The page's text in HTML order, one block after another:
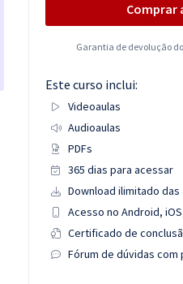
Comprar
Garantia de devolução
Este curso inclui:
Videoaulas
Audioaulas
PDFs
365 dias para acessar
Download ilimitado das
Acesso no Android,
Certificado de
Fórum de dúvidas